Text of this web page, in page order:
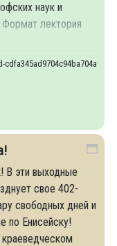
наук и
Формат лектория
эти выходные
свое 402-
свободных дней и
по Енисейску!